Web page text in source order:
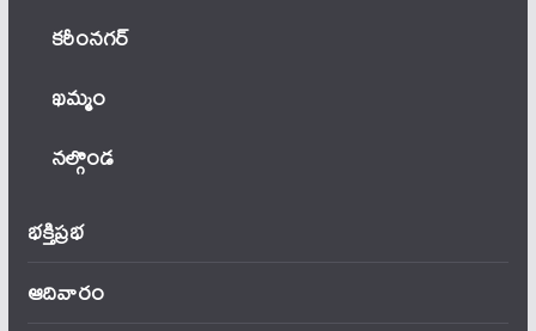
కరీంనగర్
ఖ‌మ్మం
నల్గొండ
భక్తిప్రభ
ఆదివారం